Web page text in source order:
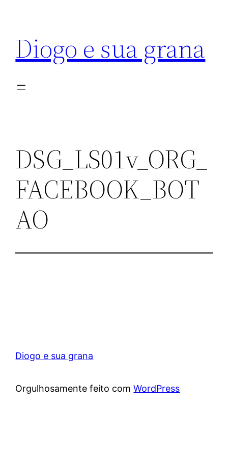
Diogo e sua grana
DSG_LS01v_ORG_
FACEBOOK_BOT
AO
Diogo e sua grana
Orgulhosamente feito comWordPress